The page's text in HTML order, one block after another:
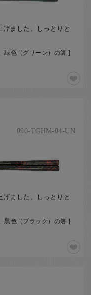
ました。しっとりと
緑色（グリーン）の箸 ]
090-TGHM-04-UN
ました。しっとりと
黒色（ブラック）の箸 ]